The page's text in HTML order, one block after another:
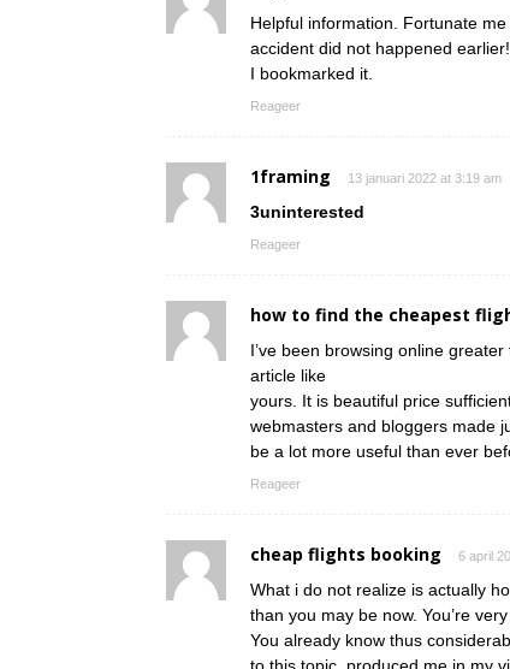
Helpful information. Fortunate
accident did not happened earlier!
I bookmarked it.
Reageer
1framing 13 januari 2022 at 3:19 am
3uninterested
Reageer
how to find the cheapest
I’ve been browsing online
article like
yours. It is beautiful price
webmasters and bloggers made
be a lot more useful than ever
Reageer
cheap flights booking 6 april
What i do not realize is actually
than you may be now. You’re
You already know thus